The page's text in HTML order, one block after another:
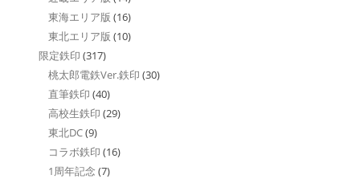
東海エリア版 (16)
東北エリア版 (10)
限定鉄印 (317)
桃太郎電鉄Ver.鉄印 (30)
直筆鉄印 (40)
高校生鉄印 (29)
東北DC(9)
コラボ鉄印 (16)
1周年記念 (7)